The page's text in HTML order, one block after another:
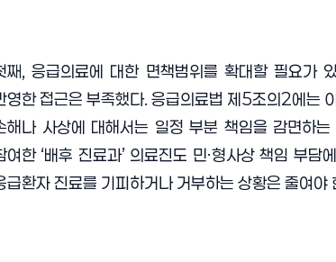
째, 응급의료에 대한 면책범위를 확대할 필요가
영한 접근은 부족했다. 응급의료법 제5조의2에는
해나 사상에 대해서는 일정 부분 책임을 감면하
여한 ‘배후 진료과’ 의료진도 민·형사상 책임 부
급환자 진료를 기피하거나 거부하는 상황은 줄여야